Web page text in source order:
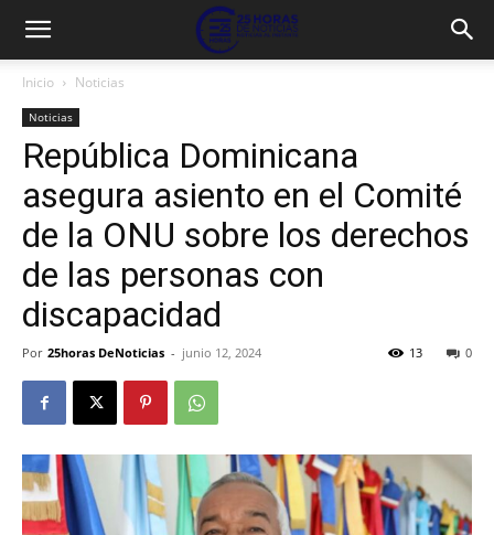
Inicio Noticias
Noticias
República Dominicana
asegura asiento en el Comité
de la ONU sobre los derechos
de las personas con
discapacidad
Por 25horas DeNoticias - junio 12, 2024 0
13